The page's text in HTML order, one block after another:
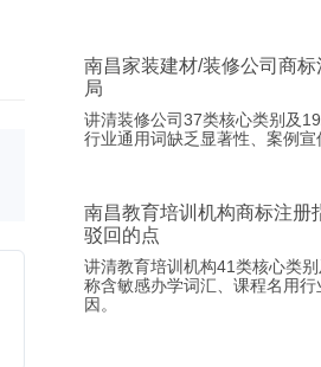
南昌家装建材/装修公司商
局
讲清装修公司37类核心类别及
行业通用词缺乏显著性、案例宣
南昌教育培训机构商标注册
驳回的点
讲清教育培训机构41类核心类
称含敏感办学词汇、课程名用
因。